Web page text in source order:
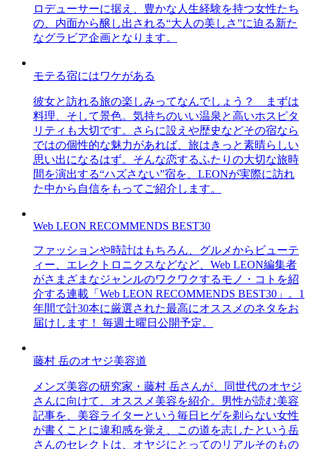
ロデューサーに据え、豊かな人生経験を持つ女性たち
の、内面から醸し出される“大人の美しさ”に迫る新た
なグラビア企画となります。
モテる宿にはワケがある
彼女と訪れる旅の楽しみってなんでしょう？ まずは
料理、そして景色。気持ちのいい温泉と高いホスピタ
リティも大切です。さらに設えや歴史などその宿なら
ではの個性的な魅力があれば、旅はきっと素晴らしい
思い出になるはず。そんな恋するふたりの大切な旅時
間を演出する“ハズさない”宿を、LEONが実際に訪れ
た中から自信をもってご紹介します。
Web LEON RECOMMENDS BEST30
ファッションや時計はもちろん、グルメからビューテ
ィー、エレクトロニクスなどなど、Web LEON編集者
がさまざまなジャンルのワクワクするモノ・コトを紹
介する連載「Web LEON RECOMMENDS BEST30」。1
年間で計30本に厳選された最高にオススメのネタをお
届けします！ 毎週土曜日公開予定。
藤村 岳のオヤジ美容道
メンズ美容の研究家・藤村 岳さんが、同世代のオヤジ
さんに向けて、オススメ美容を紹介。男性が読む美容
記事を、美容ライターという毎日ヒゲを剃らない女性
が書くことに違和感を覚え、この道を志したという岳
さんのセレクトは、オヤジにとってのリアルそのもの